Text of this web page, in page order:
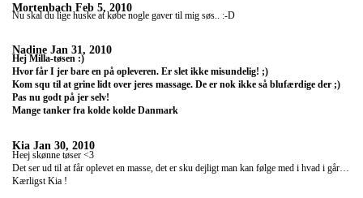
Mortenbach Feb 5, 2010
Nu skal du lige huske at købe nogle gaver til mig søs.. :-D
Nadine Jan 31, 2010
Hej Milla-tøsen :)
Hvor får I jer bare en på opleveren. Er slet ikke misundelig! ;)
Kom squ til at grine lidt over jeres massage. De er nok ikke så blufærdige der ;)
Pas nu godt på jer selv!
Mange tanker fra kolde kolde Danmark
Kia Jan 30, 2010
Heej skønne tøser <3
Det ser ud til at får oplevet en masse, det er sku dejligt man kan følge med i hvad i går laver, ! I er savnet herhjemme , vi snakkes <3
Kærligst Kia !